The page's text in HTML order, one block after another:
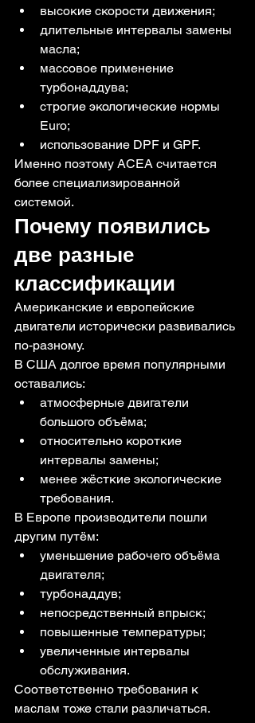
высокие скорости движения;
длительные интервалы замены
масла;
массовое применение
турбонаддува;
строгие экологические нормы
Euro;
использование DPF и GPF.
Именно поэтому ACEA считается
более специализированной
системой.
Почему появились
две разные
классификации
Американские и европейские
двигатели исторически развивались
по-разному.
В США долгое время популярными
оставались:
атмосферные двигатели
большого объёма;
относительно короткие
интервалы замены;
менее жёсткие экологические
требования.
В Европе производители пошли
другим путём:
уменьшение рабочего объёма
двигателя;
турбонаддув;
непосредственный впрыск;
повышенные температуры;
увеличенные интервалы
обслуживания.
Соответственно требования к
маслам тоже стали различаться.